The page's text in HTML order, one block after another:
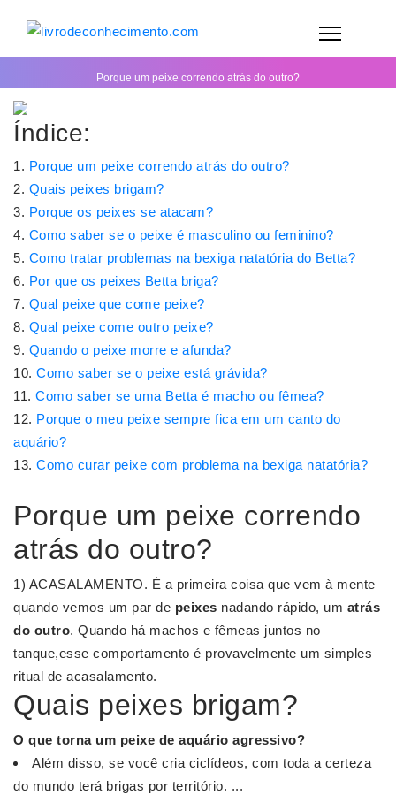
Porque um peixe correndo atrás do outro?
Índice:
Porque um peixe correndo atrás do outro?
Quais peixes brigam?
Porque os peixes se atacam?
Como saber se o peixe é masculino ou feminino?
Como tratar problemas na bexiga natatória do Betta?
Por que os peixes Betta briga?
Qual peixe que come peixe?
Qual peixe come outro peixe?
Quando o peixe morre e afunda?
Como saber se o peixe está grávida?
Como saber se uma Betta é macho ou fêmea?
Porque o meu peixe sempre fica em um canto do
aquário?
Como curar peixe com problema na bexiga natatória?
Porque um peixe correndo
atrás do outro?
1) ACASALAMENTO. É a primeira coisa que vem à mente
quando vemos um par de peixes nadando rápido, um atrás
do outro. Quando há machos e fêmeas juntos no
tanque,esse comportamento é provavelmente um simples
ritual de acasalamento.
Quais peixes brigam?
O que torna um peixe de aquário agressivo?
Além disso, se você cria ciclídeos, com toda a certeza
do mundo terá brigas por território. ...